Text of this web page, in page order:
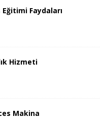
Faydaları
Hizmeti
Makina